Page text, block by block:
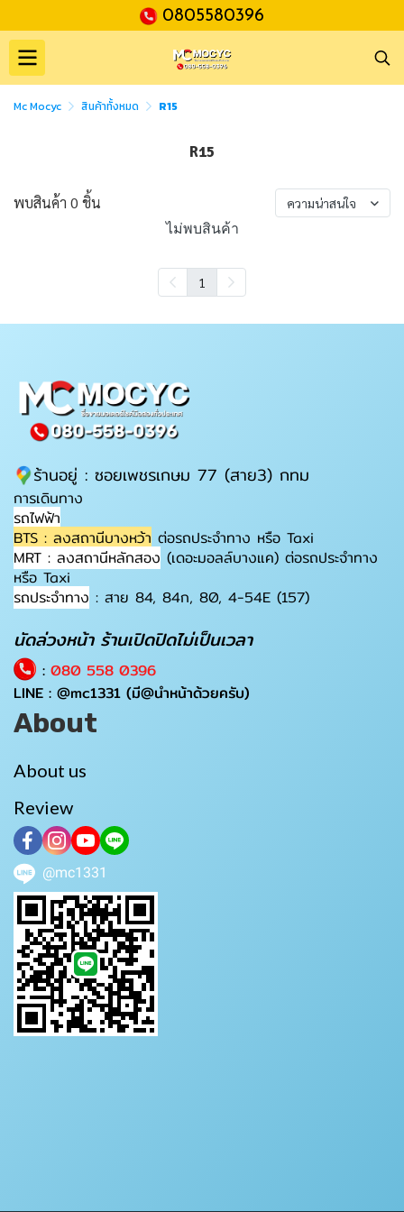
0805580396
Mc Mocyc สินค้าทั้งหมด R15
R15
พบสินค้า 0 ชิ้น ความน่าสนใจ
ไม่พบสินค้า
1
ร้านอยู่ : ซอยเพชรเกษม 77 (สาย3) กทม
การเดินทาง
รถไฟฟ้า
BTS : ลงสถานีบางหว้า ต่อรถประจำทาง หรือ Taxi
MRT : ลงสถานีหลักสอง (เดอะมอลล์บางแค) ต่อรถประจำทาง
หรือ Taxi
รถประจำทาง : สาย 84, 84ก, 80, 4-54E (157)
นัดล่วงหน้า ร้านเปิดปิดไม่เป็นเวลา
: 080 558 0396
LINE : @mc1331 (มี@นำหน้าด้วยครับ)
About
About us
Review
@mc1331